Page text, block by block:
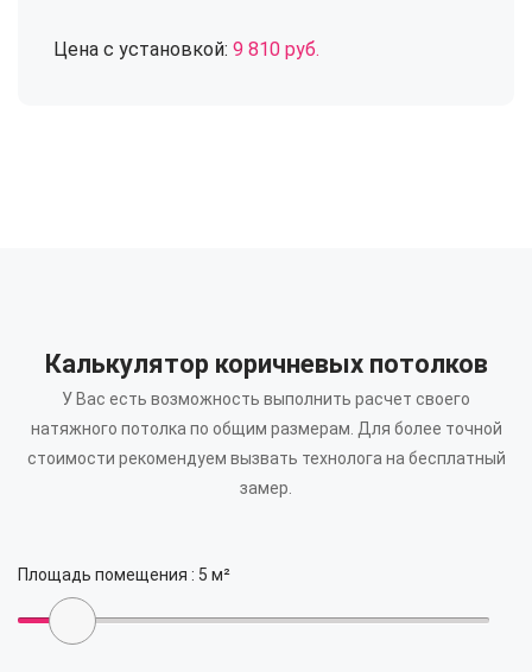
Цена с установкой: 9 810 руб.
Калькулятор коричневых потолков
У Вас есть возможность выполнить расчет своего
натяжного потолка по общим размерам. Для более точной
стоимости рекомендуем вызвать технолога на бесплатный
замер.
Площадь помещения : 5 м²